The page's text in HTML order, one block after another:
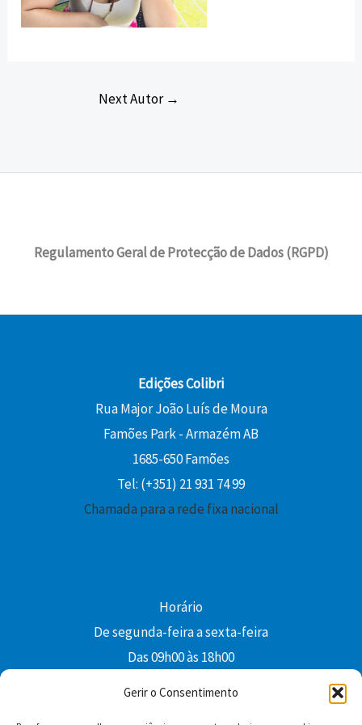
Gerir o Consentimento
Next Autor →
Regulamento Geral de Protecção de Dados (RGPD)
Edições Colibri
Rua Major João Luís de Moura
Famões Park - Armazém AB
1685-650 Famões
Tel: (+351) 21 931 74 99
Chamada para a rede fixa nacional
Horário
De segunda-feira a sexta-feira
Das 09h00 às 18h00